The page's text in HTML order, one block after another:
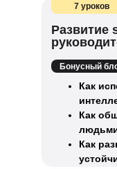
7 уроков
Развитие
Бонусный
Как
Как
Как